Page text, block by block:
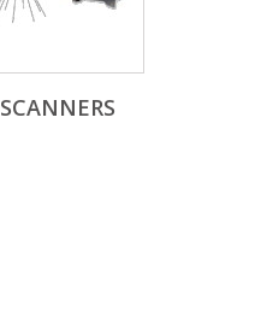
SCANNERS